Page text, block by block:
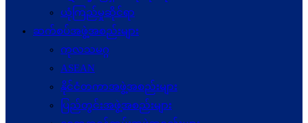
ယုံကြည်မှုဆိုင်ရာ
ဆက်စပ်အဖွဲ့အစည်းများ
ကုလသမဂ္ဂ
ASEAN
နိုင်ငံတကာအဖွဲ့အစည်းများ
ပြည်တွင်းအဖွဲ့အစည်းများ